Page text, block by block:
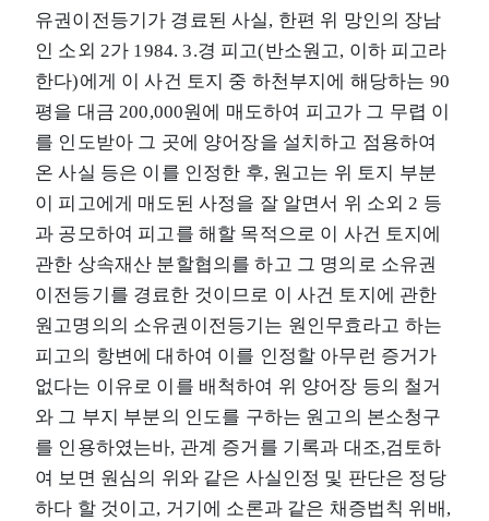
유권이전등기가 경료된 사실, 한편 위 망인의 장남
인 소외 2가 1984. 3.경 피고(반소원고, 이하 피고라
한다)에게 이 사건 토지 중 하천부지에 해당하는 90
평을 대금 200,000원에 매도하여 피고가 그 무렵 이
를 인도받아 그 곳에 양어장을 설치하고 점용하여
온 사실 등은 이를 인정한 후, 원고는 위 토지 부분
이 피고에게 매도된 사정을 잘 알면서 위 소외 2 등
과 공모하여 피고를 해할 목적으로 이 사건 토지에
관한 상속재산 분할협의를 하고 그 명의로 소유권
이전등기를 경료한 것이므로 이 사건 토지에 관한
원고명의의 소유권이전등기는 원인무효라고 하는
피고의 항변에 대하여 이를 인정할 아무런 증거가
없다는 이유로 이를 배척하여 위 양어장 등의 철거
와 그 부지 부분의 인도를 구하는 원고의 본소청구
를 인용하였는바, 관계 증거를 기록과 대조,검토하
여 보면 원심의 위와 같은 사실인정 및 판단은 정당
하다 할 것이고, 거기에 소론과 같은 채증법칙 위배,